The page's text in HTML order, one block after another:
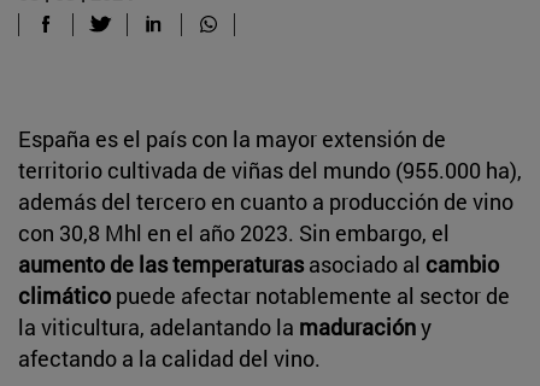
España es el país con la mayor extensión de
territorio cultivada de viñas del mundo (955.000 ha),
además del tercero en cuanto a producción de vino
con 30,8 Mhl en el año 2023. Sin embargo, el
aumento de las temperaturasasociado al cambio
climático puede afectar notablemente al sector de
la viticultura, adelantando la maduracióny
afectando a la calidad del vino.